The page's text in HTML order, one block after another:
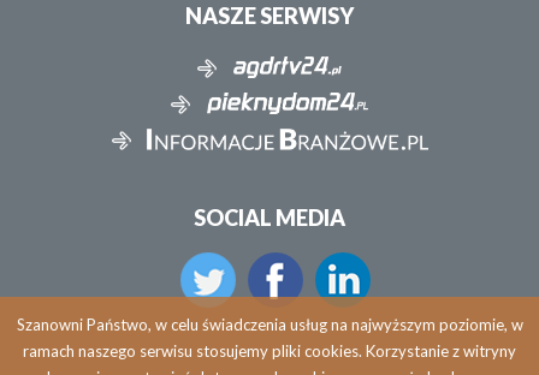
NASZE SERWISY
SOCIAL MEDIA
Szanowni Państwo, w celu świadczenia usług na najwyższym poziomie, w
ramach naszego serwisu stosujemy pliki cookies. Korzystanie z witryny